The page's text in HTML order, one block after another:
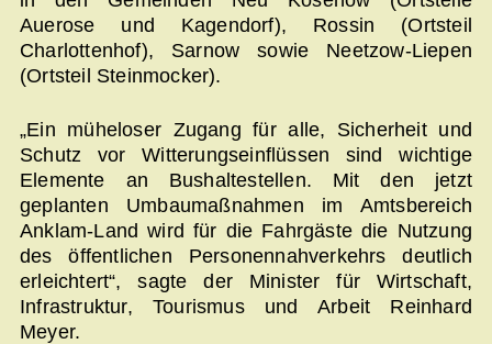
Auerose und Kagendorf), Rossin (Ortsteil
Charlottenhof), Sarnow sowie Neetzow-Liepen
(Ortsteil Steinmocker).
„Ein müheloser Zugang für alle, Sicherheit und
Schutz vor Witterungseinflüssen sind wichtige
Elemente an Bushaltestellen. Mit den jetzt
geplanten Umbaumaßnahmen im Amtsbereich
Anklam-Land wird für die Fahrgäste die Nutzung
des öffentlichen Personennahverkehrs deutlich
erleichtert“, sagte der Minister für Wirtschaft,
Infrastruktur, Tourismus und Arbeit Reinhard
Meyer.